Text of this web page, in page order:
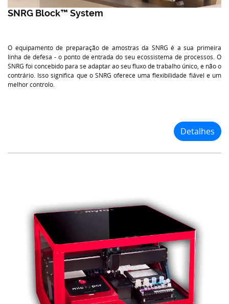
SNRG Block™ System
O equipamento de preparação de amostras da SNRG é a sua primeira
linha de defesa - o ponto de entrada do seu ecossistema de processos. O
SNRG foi concebido para se adaptar ao seu fluxo de trabalho único, e não o
contrário. Isso significa que o SNRG oferece uma flexibilidade fiável e um
melhor controlo.
Detalhes